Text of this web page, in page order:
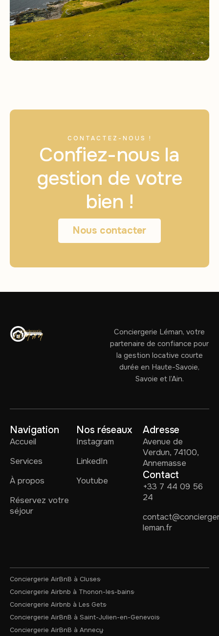
CONTACTEZ-NOUS !
Confiez-nous la
gestion de votre
bien !
Nous contacter
Conciergerie Léman, votre
partenaire de confiance pour
la gestion locative courte
durée en Haute-Savoie,
Savoie et l’Ain.
Navigation
Accueil
Services
À propos
Réservez votre
séjour
Nos réseaux
Instagram
LinkedIn
Youtube
Adresse
Avenue de
Verdun, 74100,
Annemasse
Contact
+33 7 44 09 56
24
leman.fr
Conciergerie AirBnB à Cluses
Conciergerie Airbnb à Thonon-les-bains
Conciergerie Airbnb à Les Gets
Conciergerie AirBnB à Saint-Julien-en-Genevois
Conciergerie AirBnB à Annecy